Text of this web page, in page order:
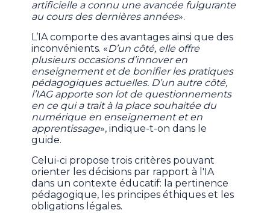
artificielle a connu une avancée fulgurante
au cours des dernières années».
L’IA comporte des avantages ainsi que des
inconvénients. «D’un côté, elle offre
plusieurs occasions d’innover en
enseignement et de bonifier les pratiques
pédagogiques actuelles. D’un autre côté,
l’IAG apporte son lot de questionnements
en ce qui a trait à la place souhaitée du
numérique en enseignement et en
apprentissage», indique-t-on dans le
guide.
Celui-ci propose trois critères pouvant
orienter les décisions par rapport à l'IA
dans un contexte éducatif: la pertinence
pédagogique, les principes éthiques et les
obligations légales.